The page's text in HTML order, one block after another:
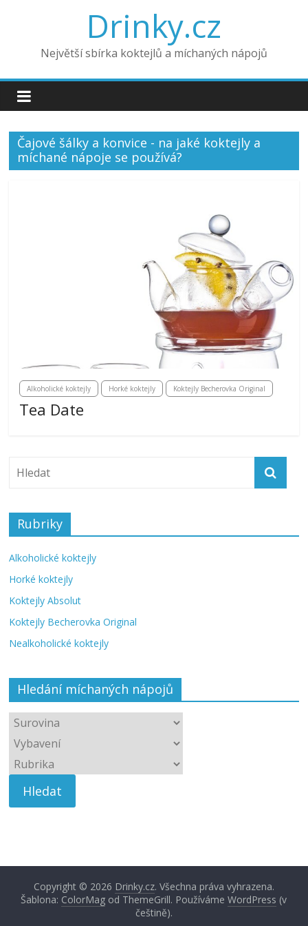
Drinky.cz
Největší sbírka koktejlů a míchaných nápojů
Čajové šálky a konvice - na jaké koktejly a
míchané nápoje se používá?
Alkoholické koktejly Horké koktejly Koktejly Becherovka Original
Tea Date
Rubriky
Alkoholické koktejly
Horké koktejly
Koktejly Absolut
Koktejly Becherovka Original
Nealkoholické koktejly
Hledání míchaných nápojů
Copyright © 2026 Drinky.cz. Všechna práva vyhrazena.
Šablona: ColorMag od ThemeGrill. PoužívámeWordPress (v
češtině).